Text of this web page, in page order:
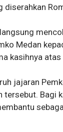
diserahkan
Medan
kasihnya
jajaran
tersebut. Bagi